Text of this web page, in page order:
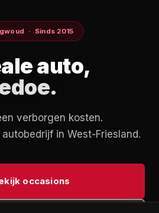
· Sinds 2015
auto,
verborgen kosten.
in West-Friesland.
occasions
mee helpen? Typ je
zo snel mogelijk.